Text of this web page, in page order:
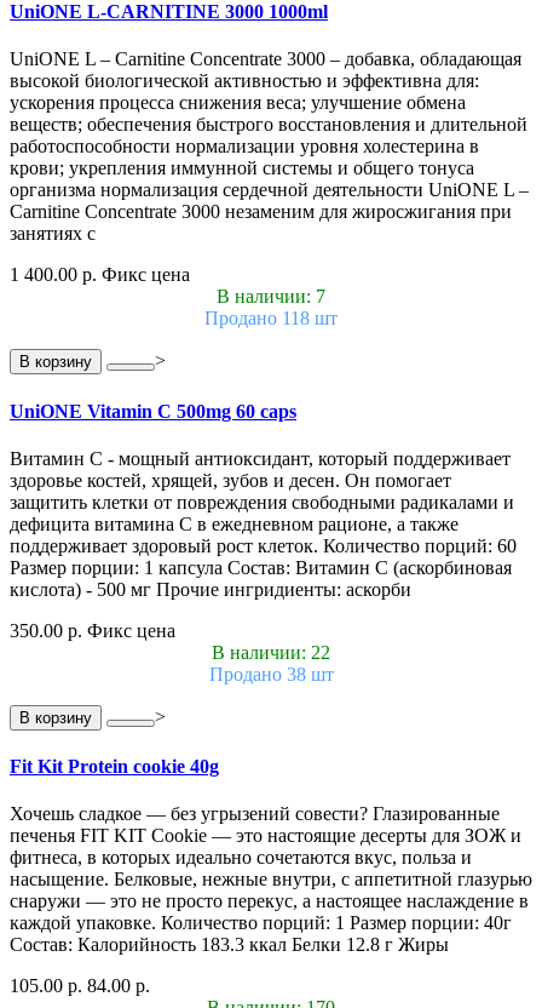
UniONE L-CARNITINE 3000 1000ml
UniONE L – Carnitine Concentrate 3000 – добавка, обладающая
высокой биологической активностью и эффективна для:
ускорения процесса снижения веса; улучшение обмена
веществ; обеспечения быстрого восстановления и длительной
работоспособности нормализации уровня холестерина в
крови; укрепления иммунной системы и общего тонуса
организма нормализация сердечной деятельности UniONE L –
Carnitine Concentrate 3000 незаменим для жиросжигания при
занятиях с
1 400.00 р. Фикс цена
В наличии: 7
Продано 118 шт
В корзину >
UniONE Vitamin С 500mg 60 caps
Витамин С - мощный антиоксидант, который поддерживает
здоровье костей, хрящей, зубов и десен. Он помогает
защитить клетки от повреждения свободными радикалами и
дефицита витамина С в ежедневном рационе, а также
поддерживает здоровый рост клеток. Количество порций: 60
Размер порции: 1 капсула Состав: Витамин С (аскорбиновая
кислота) - 500 мг Прочие ингридиенты: аскорби
350.00 р. Фикс цена
В наличии: 22
Продано 38 шт
В корзину >
Fit Kit Protein cookie 40g
Хочешь сладкое — без угрызений совести? Глазированные
печенья FIT KIT Cookie — это настоящие десерты для ЗОЖ и
фитнеса, в которых идеально сочетаются вкус, польза и
насыщение. Белковые, нежные внутри, с аппетитной глазурью
снаружи — это не просто перекус, а настоящее наслаждение в
каждой упаковке. Количество порций: 1 Размер порции: 40г
Состав: Калорийность 183.3 ккал Белки 12.8 г Жиры
105.00 р. 84.00 р.